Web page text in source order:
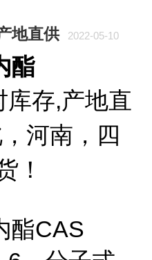
地直供 2022-05-10
酯
库存,产地直
河南，四
！
酯CAS